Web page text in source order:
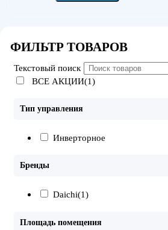
ФИЛЬТР ТОВАРОВ
Текстовый поиск
ВСЕ АКЦИИ(1)
Тип управления
Инверторное
Бренды
Daichi(1)
Площадь помещения